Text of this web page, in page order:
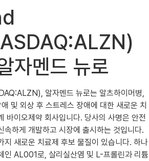
자멘드 뉴로
알자멘드 뉴로는 알츠하이머병,
및 외상 후 스트레스 장애에 대한 새로운 치
바이오제약 회사입니다. 당사의 사명은 안전
속하게 개발하고 시장에 출시하는 것입니다.
지 새로운 치료제 후보 물질이 있습니다. 하나
인 AL001로, 살리실산염 및 L-프롤린과 리튬